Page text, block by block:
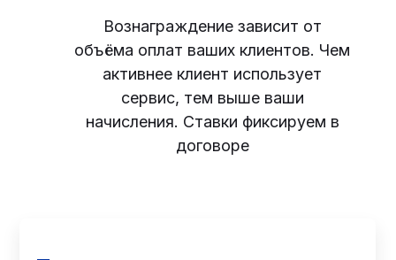
Вознаграждение зависит от
объёма оплат ваших клиентов. Чем
активнее клиент использует
сервис, тем выше ваши
начисления. Ставки фиксируем в
договоре